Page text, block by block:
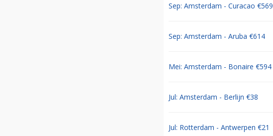
Sep: Amsterdam - Curacao €569
Sep: Amsterdam - Aruba €614
Mei: Amsterdam - Bonaire €594
Jul: Amsterdam - Berlijn €38
Jul: Rotterdam - Antwerpen €21